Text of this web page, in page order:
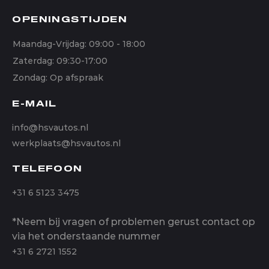
OPENINGSTIJDEN
Maandag-Vrijdag: 09:00 - 18:00
Zaterdag: 09:30-17:00
Zondag: Op afspraak
E-MAIL
info@hsvautos.nl
werkplaats@hsvautos.nl
TELEFOON
+31 6 5123 3475
*Neem bij vragen of problemen gerust contact op
via het onderstaande nummer
+31 6 2721 1552